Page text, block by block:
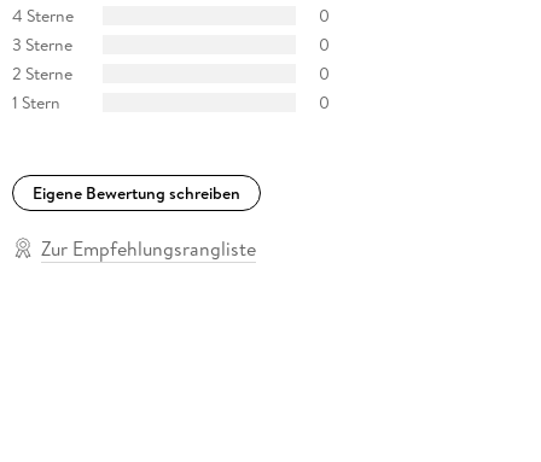
4 Sterne
0
3 Sterne
0
2 Sterne
0
1 Stern
0
Eigene Bewertung schreiben
Zur Empfehlungsrangliste